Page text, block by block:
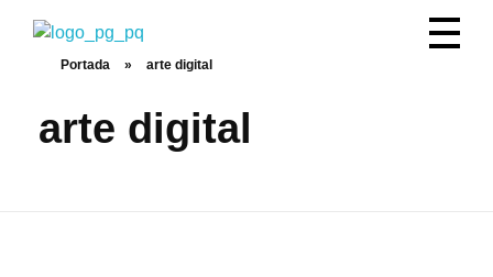
pilar garcia
Portada » arte digital
arte digital